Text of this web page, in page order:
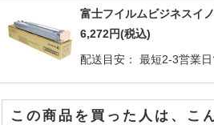
富士フイルムビジネスイ
6,272円(税込)
配送目安： 最短2-3営業
この商品を買った人は、こ